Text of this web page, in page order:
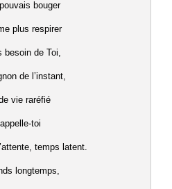
bouger
plus respirer
besoin de Toi,
de l’instant,
vie raréfié
toi
temps latent.
longtemps,